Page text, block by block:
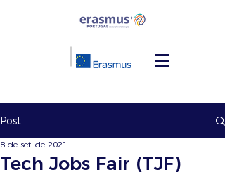
Post
Tech Jobs Fair (TJF)
8 de set. de 2021